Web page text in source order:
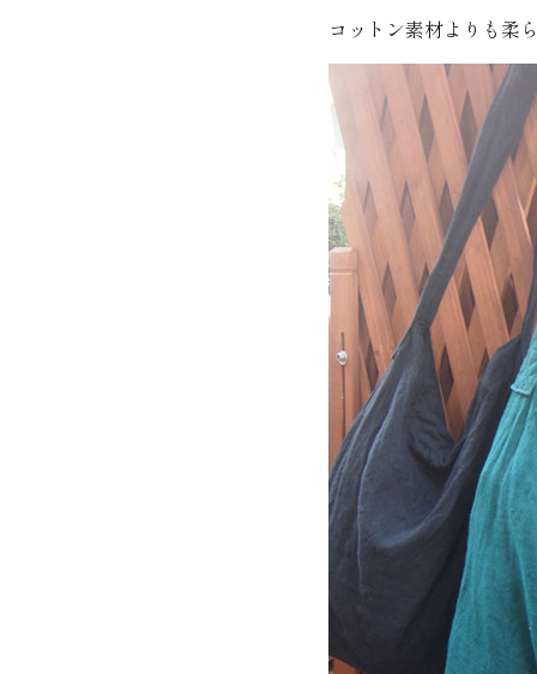
コットン素材よりも柔